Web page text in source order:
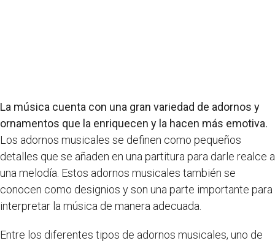
La música cuenta con una gran variedad de adornos y
ornamentos que la enriquecen y la hacen más emotiva.
Los adornos musicales se definen como pequeños
detalles que se añaden en una partitura para darle realce a
una melodía. Estos adornos musicales también se
conocen como designios y son una parte importante para
interpretar la música de manera adecuada.
Entre los diferentes tipos de adornos musicales, uno de